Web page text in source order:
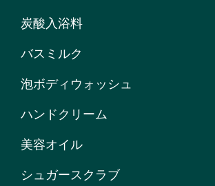
炭酸入浴料
バスミルク
泡ボディウォッシュ
ハンドクリーム
美容オイル
シュガースクラブ